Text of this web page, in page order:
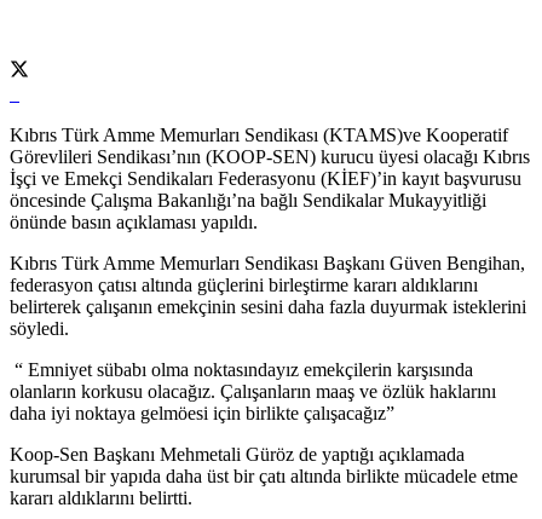
Kıbrıs Türk Amme Memurları Sendikası (KTAMS)ve Kooperatif
Görevlileri Sendikası’nın (KOOP-SEN) kurucu üyesi olacağı Kıbrıs
İşçi ve Emekçi Sendikaları Federasyonu (KİEF)’in kayıt başvurusu
öncesinde Çalışma Bakanlığı’na bağlı Sendikalar Mukayyitliği
önünde basın açıklaması yapıldı.
Kıbrıs Türk Amme Memurları Sendikası Başkanı Güven Bengihan,
federasyon çatısı altında güçlerini birleştirme kararı aldıklarını
belirterek çalışanın emekçinin sesini daha fazla duyurmak isteklerini
söyledi.
“ Emniyet sübabı olma noktasındayız emekçilerin karşısında
olanların korkusu olacağız. Çalışanların maaş ve özlük haklarını
daha iyi noktaya gelmöesi için birlikte çalışacağız”
Koop-Sen Başkanı Mehmetali Güröz de yaptığı açıklamada
kurumsal bir yapıda daha üst bir çatı altında birlikte mücadele etme
kararı aldıklarını belirtti.